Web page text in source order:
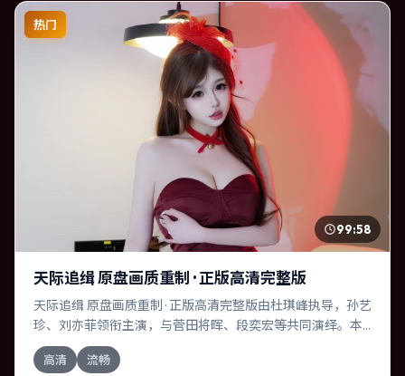
热门
99:58
天际追缉 原盘画质重制 · 正版高清完整版
天际追缉 原盘画质重制 · 正版高清完整版由杜琪峰执导，孙艺
珍、刘亦菲领衔主演，与菅田将晖、段奕宏等共同演绎。本
片为战争类型，主要班底与取景来自泰国。时间循环困住主
角，每一次醒来规则都在改变。影片整体气质温暖，节奏紧
高清 流畅